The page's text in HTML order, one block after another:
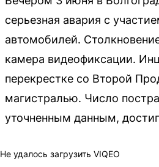
серьезная авария с
автомобилей.
камера видеофиксации.
перекрестке со Второй
магистралью. Число
уточненным данным,
Не удалось загрузить VIQEO